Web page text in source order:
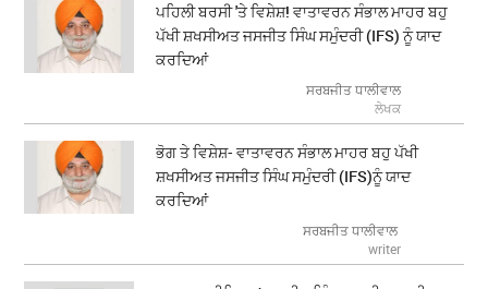
ਪਹਿਲੀ ਬਰਸੀ 'ਤੇ ਵਿਸ਼ੇਸ਼! ਵਾਤਾਵਰਨ ਸੰਭਾਲ ਮਾਹਰ ਬਹੁ
ਪੱਖੀ ਸ਼ਖਸੀਅਤ ਜਸਜੀਤ ਸਿੰਘ ਸਮੁੰਦਰੀ (IFS) ਨੂੰ ਯਾਦ
ਕਰਦਿਆਂ
ਸਰਬਜੀਤ ਧਾਲੀਵਾਲ
ਲੇਖਕ
ਭੋਗ ਤੇ ਵਿਸ਼ੇਸ਼- ਵਾਤਾਵਰਨ ਸੰਭਾਲ ਮਾਹਰ ਬਹੁ ਪੱਖੀ
ਸ਼ਖਸੀਅਤ ਜਸਜੀਤ ਸਿੰਘ ਸਮੁੰਦਰੀ (IFS)ਨੂੰ ਯਾਦ
ਕਰਦਿਆਂ
ਸਰਬਜੀਤ ਧਾਲੀਵਾਲ
writer